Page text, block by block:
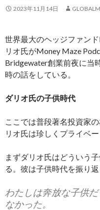
2023年11月14日
世界最大のヘッジファン
リオ氏がMoney Maze
Bridgewater創業前夜に当
時の話をしている。
ダリオ氏の子供時代
ここでは普段著名投資家
リオ氏は珍しくプライベ
まずダリオ氏はどういう
る。彼は子供時代を振り
わたしは奔放な子供
なかった。